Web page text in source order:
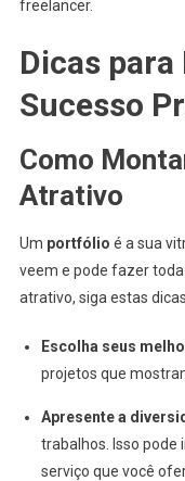
freelancer.
Dicas
Sucesso
Como
Atrativo
Um portfólio é a sua
veem e pode fazer
atrativo, siga estas
Escolha seus
projetos que
Apresente a
trabalhos. Isso pode
serviço que você